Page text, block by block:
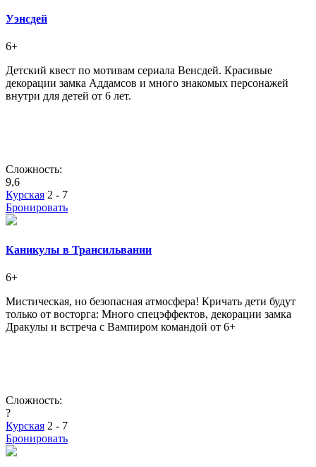
Уэнсдей
6+
Детский квест по мотивам сериала Венсдей. Красивые
декорации замка Аддамсов и много знакомых персонажей
внутри для детей от 6 лет.
Сложность:
9,6
Курская 2 - 7
Бронировать
Каникулы в Трансильвании
6+
Мистическая, но безопасная атмосфера! Кричать дети будут
только от восторга: Много спецэффектов, декорации замка
Дракулы и встреча с Вампиром командой от 6+
Сложность:
?
Курская 2 - 7
Бронировать